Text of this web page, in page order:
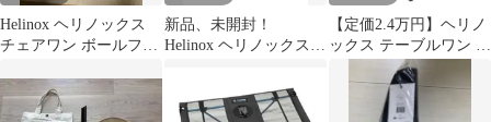
Helinox ヘリノックス
チェアワン ボールフィ
新品、未開封！
Helinox ヘリノックス
【定価2.4万円】ヘリノ
ックス テーブルワン ソ
リッドトップ コヨー
テ A&F